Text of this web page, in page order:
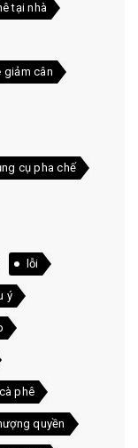
tại nhà
giảm cân
cụ pha chế
lỗi
ý
phê
quyền